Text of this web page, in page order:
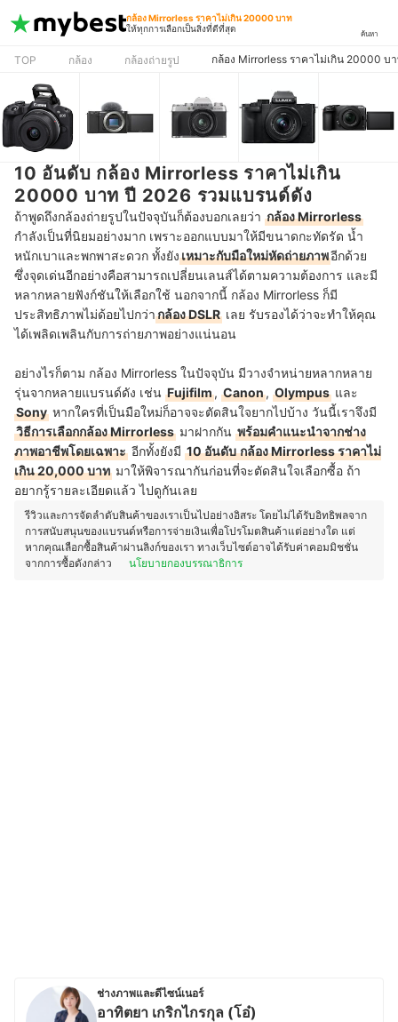
กล้อง Mirrorless ราคาไม่เกิน 20000 บาท
ให้ทุกการเลือกเป็นสิ่งที่ดีที่สุด
ค้นหา
TOP กล้อง กล้องถ่ายรูป กล้อง Mirrorless ราคาไม่เกิน 20000 บ
10 อันดับ กล้อง Mirrorless ราคาไม่เกิน
20000 บาท ปี 2026 รวมแบรนด์ดัง
ถ้าพูดถึงกล้องถ่ายรูปในปัจจุบันก็ต้องบอกเลยว่า กล้อง Mirrorless
กำลังเป็นที่นิยมอย่างมาก เพราะออกแบบมาให้มีขนาดกะทัดรัด น้ำ
หนักเบาและพกพาสะดวก ทั้งยังเหมาะกับมือใหม่หัดถ่ายภาพอีกด้วย
ซึ่งจุดเด่นอีกอย่างคือสามารถเปลี่ยนเลนส์ได้ตามความต้องการ และมี
หลากหลายฟังก์ชันให้เลือกใช้ นอกจากนี้ กล้อง Mirrorless ก็มี
ประสิทธิภาพไม่ด้อยไปกว่ากล้อง DSLR เลย รับรองได้ว่าจะทำให้คุณ
ได้เพลิดเพลินกับการถ่ายภาพอย่างแน่นอน
อย่างไรก็ตาม กล้อง Mirrorless ในปัจจุบัน มีวางจำหน่ายหลากหลาย
รุ่นจากหลายแบรนด์ดัง เช่น Fujifilm, Canon, Olympus และ
Sony หากใครที่เป็นมือใหม่ก็อาจจะตัดสินใจยากไปบ้าง วันนี้เราจึงมี
วิธีการเลือกกล้อง Mirrorless มาฝากกัน พร้อมคำแนะนำจากช่าง
ภาพอาชีพโดยเฉพาะ อีกทั้งยังมี 10 อันดับ กล้อง Mirrorless ราคาไม่
เกิน 20,000 บาท มาให้พิจารณากันก่อนที่จะตัดสินใจเลือกซื้อ ถ้า
อยากรู้รายละเอียดแล้ว ไปดูกันเลย
รีวิวและการจัดลำดับสินค้าของเราเป็นไปอย่างอิสระ โดยไม่ได้รับอิทธิพลจาก
การสนับสนุนของแบรนด์หรือการจ่ายเงินเพื่อโปรโมตสินค้าแต่อย่างใด แต่
หากคุณเลือกซื้อสินค้าผ่านลิงก์ของเรา ทางเว็บไซต์อาจได้รับค่าคอมมิชชั่น
จากการซื้อดังกล่าว
นโยบายกองบรรณาธิการ
ช่างภาพและดีไซน์เนอร์
อาทิตยา เกริกไกรกุล (โอ๋)